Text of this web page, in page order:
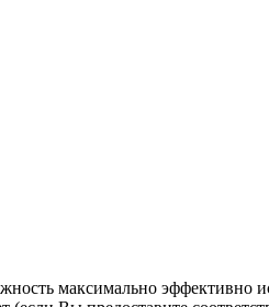
максимально эффективно